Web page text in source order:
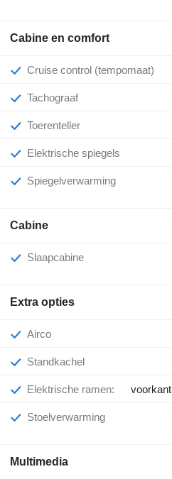
Cabine en comfort
Cruise control (tempomaat)
Tachograaf
Toerenteller
Elektrische spiegels
Spiegelverwarming
Cabine
Slaapcabine
Extra opties
Airco
Standkachel
Elektrische ramen: voorkant
Stoelverwarming
Multimedia